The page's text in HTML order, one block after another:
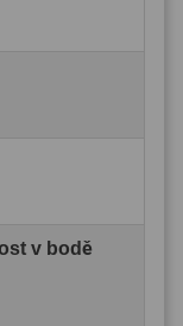
v bodě